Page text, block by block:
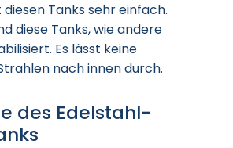
Tanks sehr einfach.
diese Tanks, wie andere
Es lässt keine
nach innen durch.
des Edelstahl-